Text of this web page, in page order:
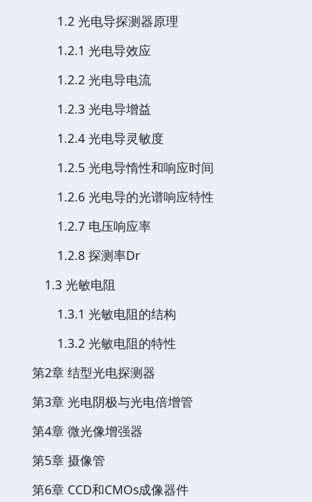
1.2 光电导探测器原理
1.2.1 光电导效应
1.2.2 光电导电流
1.2.3 光电导增益
1.2.4 光电导灵敏度
1.2.5 光电导惰性和响应时间
1.2.6 光电导的光谱响应特性
1.2.7 电压响应率
1.2.8 探测率Dr
1.3 光敏电阻
1.3.1 光敏电阻的结构
1.3.2 光敏电阻的特性
第2章 结型光电探测器
第3章 光电阴极与光电倍增管
第4章 微光像增强器
第5章 摄像管
第6章 CCD和CMOs成像器件